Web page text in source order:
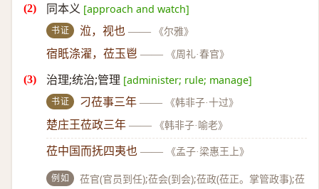
同本义 [approach and watch]
书证 涖，视也 —— 《尔雅》
宿眂涤濯，莅玉鬯 —— 《周礼·春官》
治理;统治;管理 [administer; rule; manage]
书证 刁莅事三年 —— 《韩非子·十过》
楚庄王莅政三年 —— 《韩非子·喻老》
莅中国而抚四夷也 —— 《孟子·梁惠王上》
例如
莅官(官员到任);莅会(到会);莅政(莅正。掌管政事);莅